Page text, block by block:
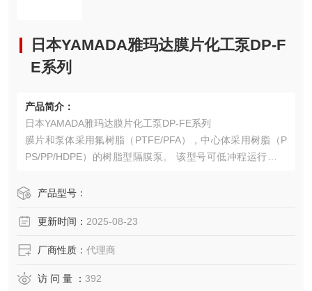
日本YAMADA雅玛达膜片化工泵DP-F
E系列
产品简介：
日本YAMADA雅玛达膜片化工泵DP-FE系列
膜片和泵体采用氟树脂（PTFE/PFA），中心体采用树脂（P
PS/PP/HDPE）的树脂型隔膜泵。 该型号可低冲程运行，并
产品型号：
更新时间： 2025-08-23
厂商性质： 代理商
访 问 量 ： 392